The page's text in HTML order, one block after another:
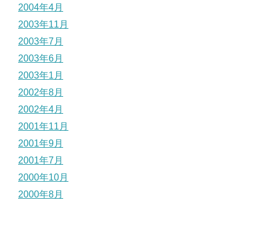
2004年4月
2003年11月
2003年7月
2003年6月
2003年1月
2002年8月
2002年4月
2001年11月
2001年9月
2001年7月
2000年10月
2000年8月